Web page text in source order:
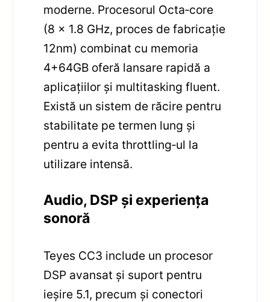
moderne. Procesorul Octa‑core
(8 x 1.8 GHz, proces de fabricație
12nm) combinat cu memoria
4+64GB oferă lansare rapidă a
aplicațiilor și multitasking fluent.
Există un sistem de răcire pentru
stabilitate pe termen lung și
pentru a evita throttling‑ul la
utilizare intensă.
Audio, DSP și experiența
sonoră
Teyes CC3 include un procesor
DSP avansat și suport pentru
ieșire 5.1, precum și conectori